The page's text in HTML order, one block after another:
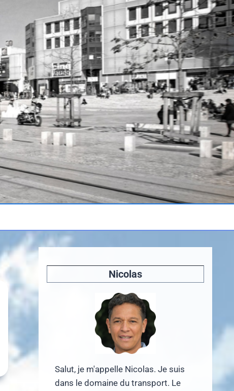
Nicolas
Salut, je m'appelle Nicolas. Je suis
dans le domaine du transport. Le